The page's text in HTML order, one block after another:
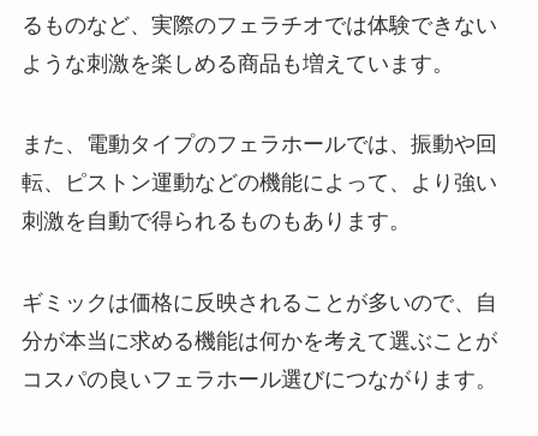
るものなど、実際のフェラチオでは体験できない
ような刺激を楽しめる商品も増えています。
また、電動タイプのフェラホールでは、振動や回
転、ピストン運動などの機能によって、より強い
刺激を自動で得られるものもあります。
ギミックは価格に反映されることが多いので、自
分が本当に求める機能は何かを考えて選ぶことが
コスパの良いフェラホール選びにつながります。